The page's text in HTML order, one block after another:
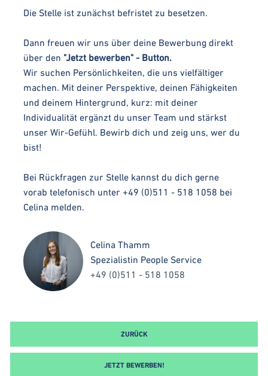
Die Stelle ist zunächst befristet zu besetzen.
Dann freuen wir uns über deine Bewerbung direkt
über den "Jetzt bewerben" - Button.
Wir suchen Persönlichkeiten, die uns vielfältiger
machen. Mit deiner Perspektive, deinen Fähigkeiten
und deinem Hintergrund, kurz: mit deiner
Individualität ergänzt du unser Team und stärkst
unser Wir-Gefühl. Bewirb dich und zeig uns, wer du
bist!
Bei Rückfragen zur Stelle kannst du dich gerne
vorab telefonisch unter +49 (0)511 - 518 1058 bei
Celina melden.
Celina Thamm
Spezialistin People Service
+49 (0)511 - 518 1058
ZURÜCK
JETZT BEWERBEN!